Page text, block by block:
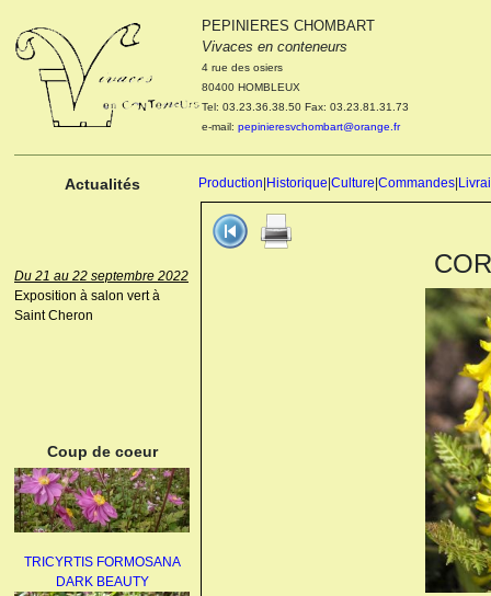
PEPINIERES CHOMBART
Vivaces en conteneurs
4 rue des osiers
80400 HOMBLEUX
Tel: 03.23.36.38.50 Fax: 03.23.81.31.73
e-mail: pepinieresvchombart@orange.fr
Actualités Production Historique Culture Commandes
Le 04 et 05 octobre 2022
Portes ouvertes de la
pépinière : Visite des
cultures, découverte des
nouveautés. Le rendez-vous
des passionnés Le mardi 04
Du 21 au 22 septembre 2022
Exposition à salon vert à
Saint Cheron
Coup de coeur
TRICYRTIS FORMOSANA
DARK BEAUTY